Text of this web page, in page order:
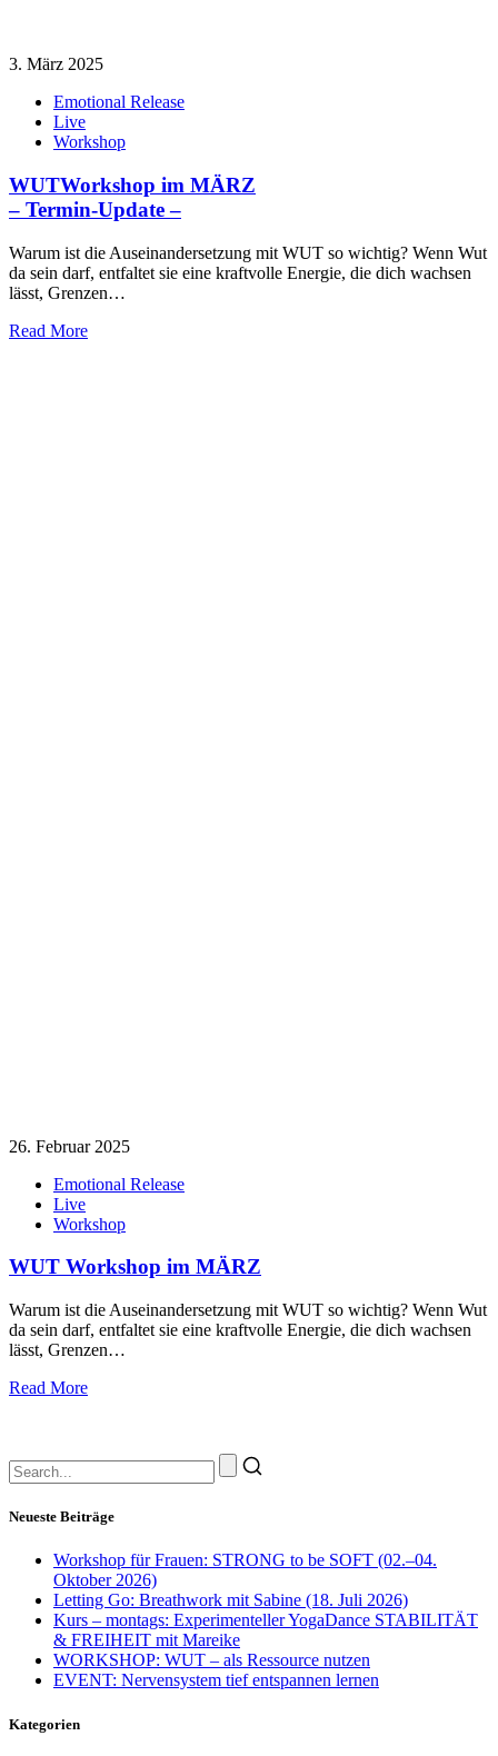
3. März 2025
Emotional Release
Live
Workshop
WUTWorkshop im MÄRZ
– Termin-Update –
Warum ist die Auseinandersetzung mit WUT so wichtig? Wenn Wut
da sein darf, entfaltet sie eine kraftvolle Energie, die dich wachsen
lässt, Grenzen…
Read More
26. Februar 2025
Emotional Release
Live
Workshop
WUT Workshop im MÄRZ
Warum ist die Auseinandersetzung mit WUT so wichtig? Wenn Wut
da sein darf, entfaltet sie eine kraftvolle Energie, die dich wachsen
lässt, Grenzen…
Read More
Neueste Beiträge
Workshop für Frauen: STRONG to be SOFT (02.–04.
Oktober 2026)
Letting Go: Breathwork mit Sabine (18. Juli 2026)
Kurs – montags: Experimenteller YogaDance STABILITÄT
& FREIHEIT mit Mareike
WORKSHOP: WUT – als Ressource nutzen
EVENT: Nervensystem tief entspannen lernen
Kategorien